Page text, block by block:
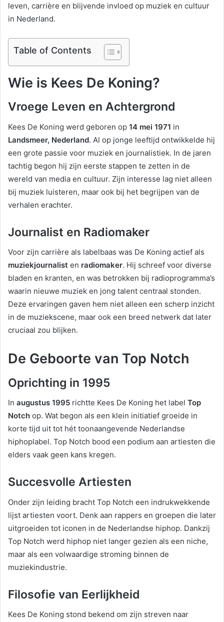
leven, carrière en blijvende invloed op muziek en cultuur
in Nederland.
Table of Contents
Wie is Kees De Koning?
Vroege Leven en Achtergrond
Kees De Koning werd geboren op 14 mei 1971 in
Landsmeer, Nederland. Al op jonge leeftijd ontwikkelde hij
een grote passie voor muziek en journalistiek. In de jaren
tachtig begon hij zijn eerste stappen te zetten in de
wereld van media en cultuur. Zijn interesse lag niet alleen
bij muziek luisteren, maar ook bij het begrijpen van de
verhalen erachter.
Journalist en Radiomaker
Voor zijn carrière als labelbaas was De Koning actief als
muziekjournalist en radiomaker. Hij schreef voor diverse
bladen en kranten, en was betrokken bij radioprogramma’s
waarin nieuwe muziek en jong talent centraal stonden.
Deze ervaringen gaven hem niet alleen een scherp inzicht
in de muziekscene, maar ook een breed netwerk dat later
cruciaal zou blijken.
De Geboorte van Top Notch
Oprichting in 1995
In augustus 1995 richtte Kees De Koning het label Top
Notch op. Wat begon als een klein initiatief groeide in
korte tijd uit tot hét toonaangevende Nederlandse
hiphoplabel. Top Notch bood een podium aan artiesten die
elders vaak geen kans kregen.
Succesvolle Artiesten
Onder zijn leiding bracht Top Notch een indrukwekkende
lijst artiesten voort. Denk aan rappers en groepen die later
uitgroeiden tot iconen in de Nederlandse hiphop. Dankzij
Top Notch werd hiphop niet langer gezien als een niche,
maar als een volwaardige stroming binnen de
muziekindustrie.
Filosofie van Eerlijkheid
Kees De Koning stond bekend om zijn streven naar